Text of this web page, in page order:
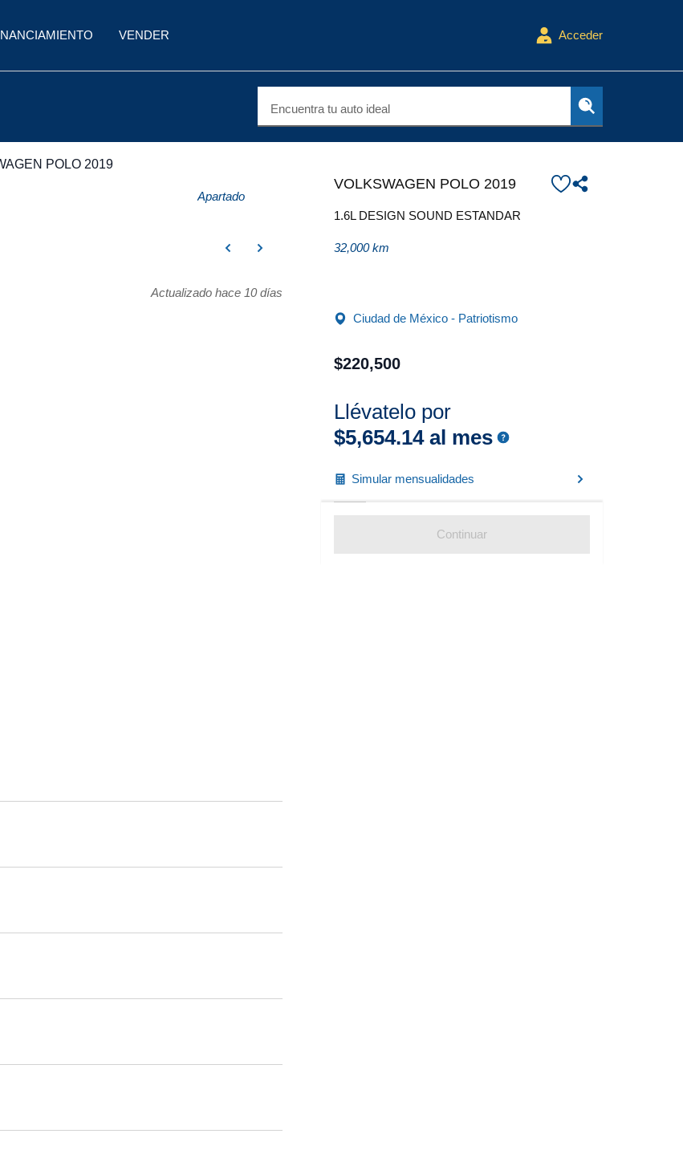
VENDER Acceder
Encuentra tu auto ideal
POLO 2019
Apartado
Actualizado hace 10 días
VOLKSWAGEN POLO 2019
1.6L DESIGN SOUND ESTANDAR
32,000 km
Ciudad de México - Patriotismo
$220,500
Llévatelo por
$5,654.14al mes
Simular mensualidades
Continuar